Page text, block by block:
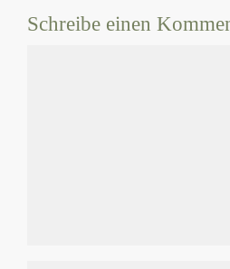
Schreibe einen